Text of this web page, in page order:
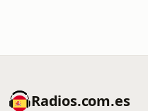
Radios.com.es